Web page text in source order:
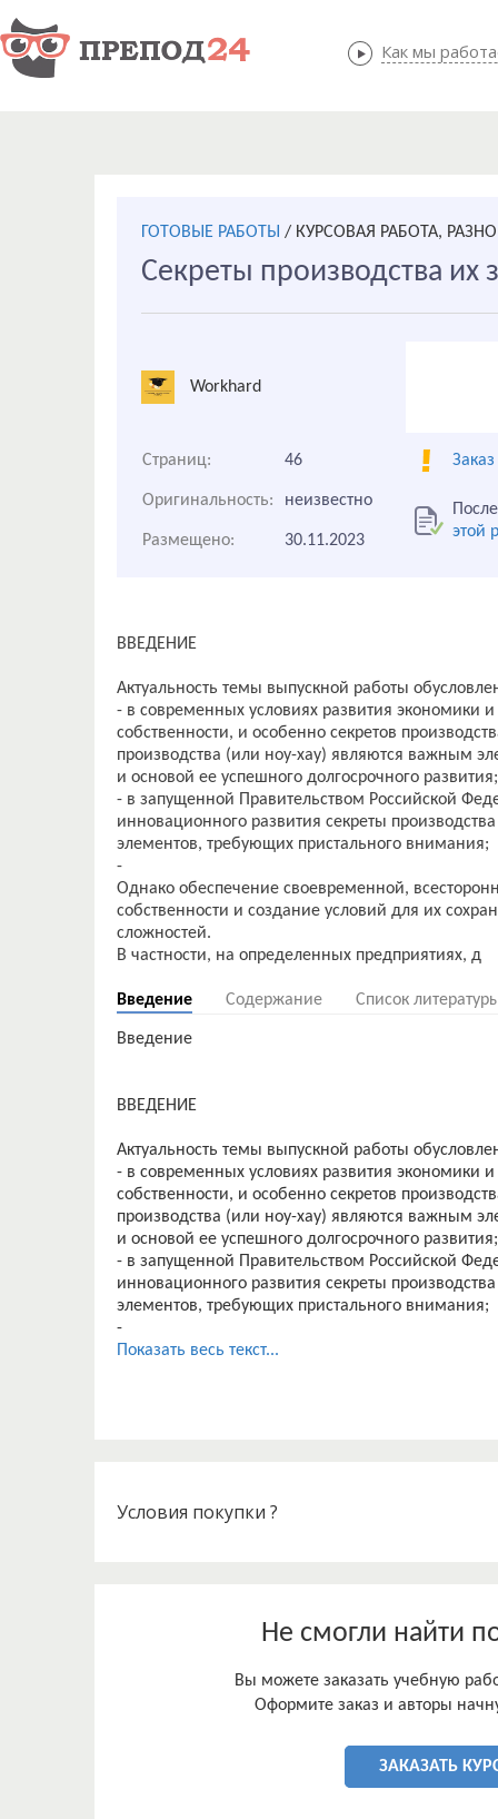
Как мы
Как мы
ГОТОВЫЕ РАБОТЫ / КУРСОВАЯ РАБОТА,
Секреты производства их
Workhard
Страниц: 46
Оригинальность: неизвестно
этой
Размещено: 30.11.2023
ВВЕДЕНИЕ
Актуальность темы выпускной работы
- в современных условиях развития экономики
собственности, и особенно секретов
производства (или ноу-хау) являются важным
и основой ее успешного долгосрочного развития;
- в запущенной Правительством Российской
инновационного развития секреты
элементов, требующих пристального внимания;
-
Однако обеспечение своевременной,
собственности и создание условий для их
сложностей.
Введение Содержание Список
Введение
ВВЕДЕНИЕ
Актуальность темы выпускной работы
- в современных условиях развития экономики
собственности, и особенно секретов
производства (или ноу-хау) являются важным
и основой ее успешного долгосрочного развития;
- в запущенной Правительством Российской
инновационного развития секреты
элементов, требующих пристального внимания;
-
Однако обеспечение своевременной,
Показать весь текст...
Условия покупки ?
Не смогли найти
Вы можете заказать учебную
Оформите заказ и авторы
ЗАКАЗАТЬ